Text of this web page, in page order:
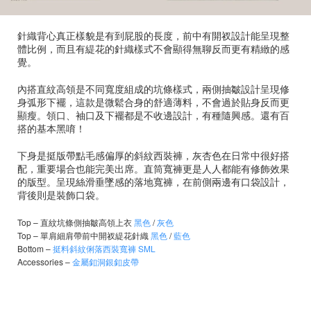
針織背心真正樣貌是有到屁股的長度，前中有開衩設計能呈現整
體比例，而且有緹花的針織樣式不會顯得無聊反而更有精緻的感
覺。
內搭直紋高領是不同寬度組成的坑條樣式，兩側抽皺設計呈現修
身弧形下襬，這款是微鬆合身的舒適薄料，不會過於貼身反而更
顯瘦。領口、袖口及下襬都是不收邊設計，有種隨興感。還有百
搭的基本黑唷！
下身是挺版帶點毛感偏厚的斜紋西裝褲，灰杏色在日常中很好搭
配，重要場合也能完美出席。直筒寬褲更是人人都能有修飾效果
的版型。呈現絲滑垂墜感的落地寬褲，在前側兩邊有口袋設計，
背後則是裝飾口袋。
Top –直紋坑條側抽皺高領上衣黑色/灰色
Top –單肩細肩帶前中開衩緹花針織 黑色/藍色
Bottom –挺料斜紋俐落西裝寬褲 SML
Accessories –金屬釦洞銀釦皮帶